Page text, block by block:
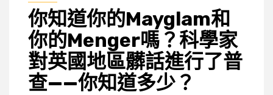
你知道你的Mayglam和
你的Menger嗎？科學家
對英國地區髒話進行了普
查——你知道多少？